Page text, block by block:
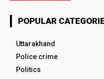
POPULAR
Uttarakhand
Police crime
Politics